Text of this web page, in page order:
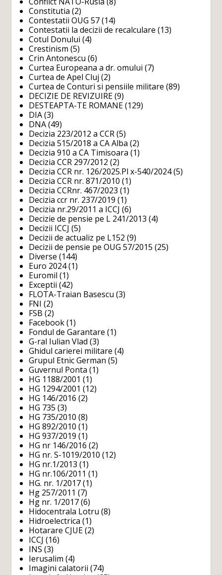
Constitutia (2)
Contestatii OUG 57 (14)
Contestatii la decizii de recalculare (13)
Cotul Donului (4)
Crestinism (5)
Crin Antonescu (6)
Curtea Europeana a dr. omului (7)
Curtea de Apel Cluj (2)
Curtea de Conturi si pensiile militare (89)
DECIZIE DE REVIZUIRE (9)
DESTEAPTA-TE ROMANE (129)
DIA (3)
DNA (49)
Decizia 223/2012 a CCR (5)
Decizia 515/2018 a CA Alba (2)
Decizia 910 a CA Timisoara (1)
Decizia CCR 297/2012 (2)
Decizia CCR nr. 126/2025.Pl x-540/2024(5)
Decizia CCR nr. 871/2010 (1)
Decizia CCRnr. 467/2023 (1)
Decizia ccr nr. 237/2019 (1)
Decizia nr.29/2011 a ICCJ (6)
Decizie de pensie pe L 241/2013 (4)
Decizii ICCJ (5)
Decizii de actualiz pe L152 (9)
Decizii de pensie pe OUG 57/2015 (25)
Diverse (144)
Euro 2024(1)
Euromil (1)
Exceptii (42)
FLOTA-Traian Basescu (3)
FNI (2)
FSB (2)
Facebook (1)
Fondul de Garantare (1)
G-ral Iulian Vlad (3)
Ghidul carierei militare (4)
Grupul Etnic German (5)
Guvernul Ponta (1)
HG 1188/2001 (1)
HG 1294/2001 (12)
HG 146/2016 (2)
HG 735 (3)
HG 735/2010 (8)
HG 892/2010 (1)
HG 937/2019 (1)
HG nr 146/2016 (2)
HG nr. S-1019/2010 (12)
HG nr.1/2013 (1)
HG nr.106/2011 (1)
HG. nr. 1/2017 (1)
Hg 257/2011 (7)
Hg nr. 1/2017 (6)
Hidocentrala Lotru (8)
Hidroelectrica (1)
Hotarare CJUE (2)
ICCJ (16)
INS (3)
Ierusalim (4)
Imagini calatorii (74)